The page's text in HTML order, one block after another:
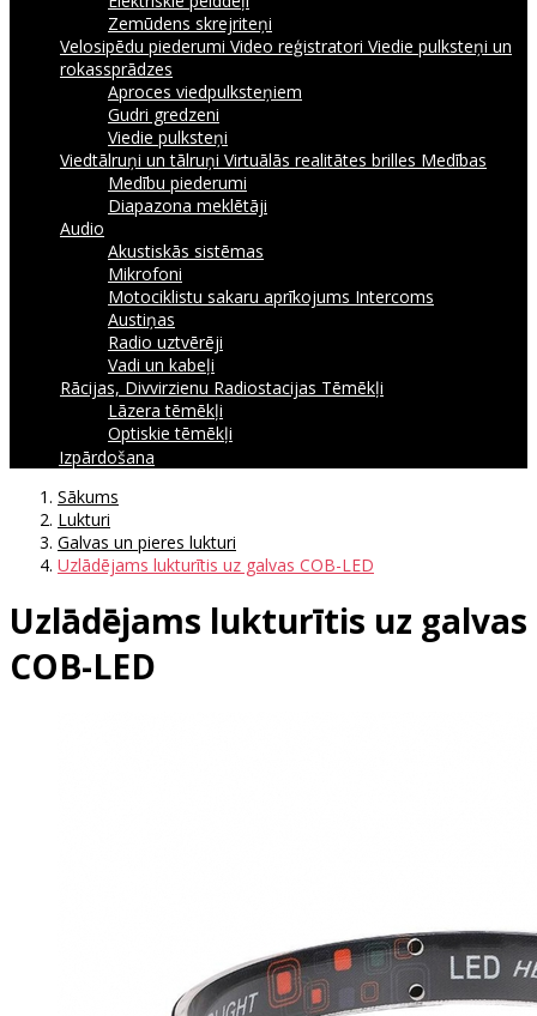
Zemūdens skrejriteņi
Velosipēdu piederumi Video reģistratori Viedie pulksteņi un
rokassprādzes
Aproces viedpulksteņiem
Gudri gredzeni
Viedie pulksteņi
Viedtālruņi un tālruņi Virtuālās realitātes brilles Medības
Medību piederumi
Diapazona meklētāji
Audio
Akustiskās sistēmas
Mikrofoni
Motociklistu sakaru aprīkojums Intercoms
Austiņas
Radio uztvērēji
Vadi un kabeļi
Rācijas, Divvirzienu Radiostacijas Tēmēkļi
Lāzera tēmēkļi
Optiskie tēmēkļi
Izpārdošana
Sākums
Lukturi
Galvas un pieres lukturi
Uzlādējams lukturītis uz galvas COB-LED
Uzlādējams lukturītis uz galvas
COB-LED